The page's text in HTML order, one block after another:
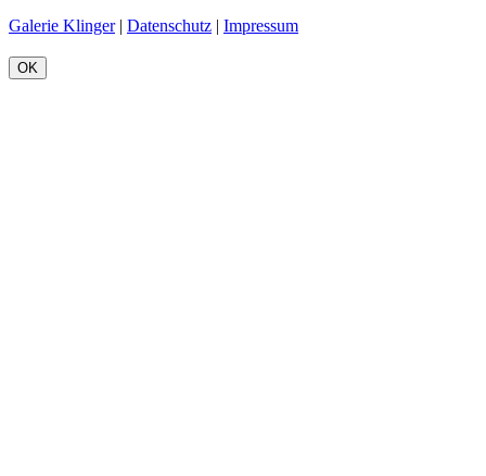
Galerie Klinger| Datenschutz | Impressum
OK